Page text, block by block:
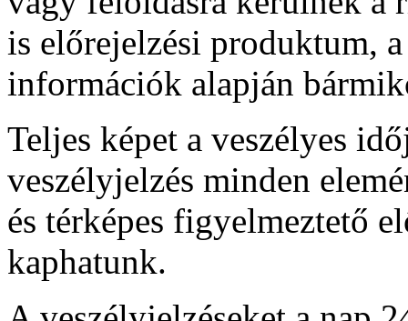
is előrejelzési produktum,
információk alapján
Teljes képet a veszélyes
veszélyjelzés minden
és térképes figyelmeztető
kaphatunk.